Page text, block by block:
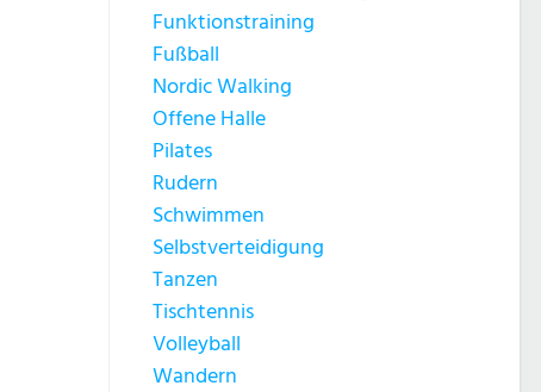
Funktionstraining
Fußball
Nordic Walking
Offene Halle
Pilates
Rudern
Schwimmen
Selbstverteidigung
Tanzen
Tischtennis
Volleyball
Wandern